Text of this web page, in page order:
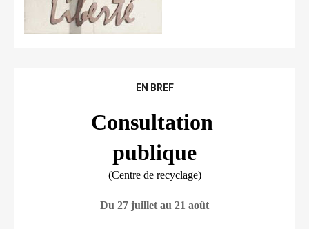
EN BREF
Consultation
publique
(Centre de recyclage)
Du 27 juillet au 21 août